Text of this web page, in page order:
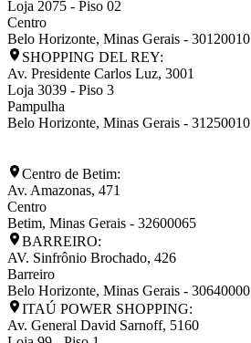
Loja 2075 - Piso 02
Centro
Belo Horizonte, Minas Gerais - 30120010
SHOPPING DEL REY:
Av. Presidente Carlos Luz, 3001
Loja 3039 - Piso 3
Pampulha
Belo Horizonte, Minas Gerais - 31250010
Centro de Betim:
Av. Amazonas, 471
Centro
Betim, Minas Gerais - 32600065
BARREIRO:
AV. Sinfrônio Brochado, 426
Barreiro
Belo Horizonte, Minas Gerais - 30640000
ITAÚ POWER SHOPPING:
Av. General David Sarnoff, 5160